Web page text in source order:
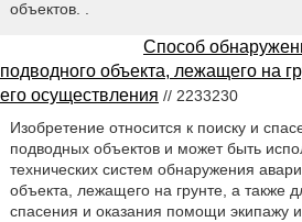
объектов. .
Способ
подводного объекта, лежащего на
его осуществления // 2233230
Изобретение относится к поиску и
подводных объектов и может быть
технических систем обнаружения
объекта, лежащего на грунте, а также
спасения и оказания помощи экипажу